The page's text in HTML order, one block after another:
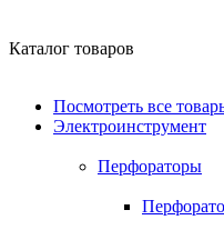
Каталог товаров
Посмотреть все
Электроинструмент
Перфораторы